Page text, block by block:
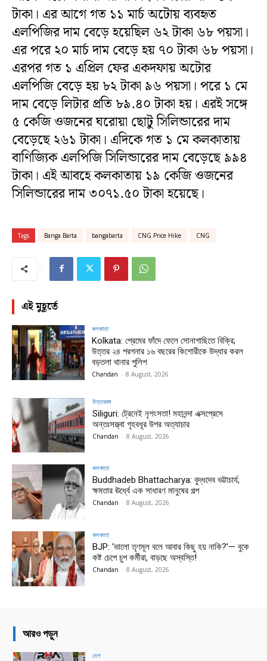
টাকা। এর আগে গত ১১ মার্চ অটোয় ব্যবহৃত
এলপিজির দাম বেড়ে হয়েছিল ৬২ টাকা ৬৮ পয়সা।
এর পরে ২০ মার্চ দাম বেড়ে হয় ৭০ টাকা ৬৮ পয়সা।
এরপর গত ১ এপ্রিল ফের একদফায় অটোর
এলপিজি বেড়ে হয় ৮২ টাকা ৯৬ পয়সা। পরে ১ মে
দাম বেড়ে লিটার প্রতি ৮৯.৪০ টাকা হয়। এরই সঙ্গে
৫ কেজি ওজনের ঘরোয়া ছোটু সিলিন্ডারের দাম
বেড়েছে ২৬১ টাকা। এদিকে গত ১ মে কলকাতায়
বাণিজ্যিক এলপিজি সিলিন্ডারের দাম বেড়েছে ৯৯৪
টাকা। এই আবহে কলকাতায় ১৯ কেজি ওজনের
সিলিন্ডারের দাম ৩০৭১.৫০ টাকা হয়েছে।
Tags Banga Barta bangabarta CNG Price Hike CNG
এই মুহূর্তে
কলকাতা
Kolkata: প্রেমের ফাঁদে ফেলে সোনাগাছিতে বিক্রি;
উত্তর ২৪ পরগনার ১৬ বছরের কিশোরীকে উদ্ধার করল
বড়তলা থানার পুলিশ
Chandan - 8 August, 2026
উত্তরবঙ্গ
Siliguri: ট্রেনেই নৃশংসতা! মহানন্দা এক্সপ্রেসে
অন্তঃসত্ত্বা গৃহবধূর উপর অত্যাচার
Chandan - 8 August, 2026
কলকাতা
Buddhadeb Bhattacharya: বুদ্ধদেব ভট্টাচার্য;
ক্ষমতার ঊর্ধ্বে এক সাধারণ মানুষের গল্প
Chandan - 8 August, 2026
কলকাতা
BJP: ‘ভালো তৃণমূল বলে আবার কিছু হয় নাকি?’— বুকে
কষ্ট চেপে চুপ কর্মীরা, বাড়ছে অস্বস্তি!
Chandan - 8 August, 2026
আরও পড়ুন
দেশ